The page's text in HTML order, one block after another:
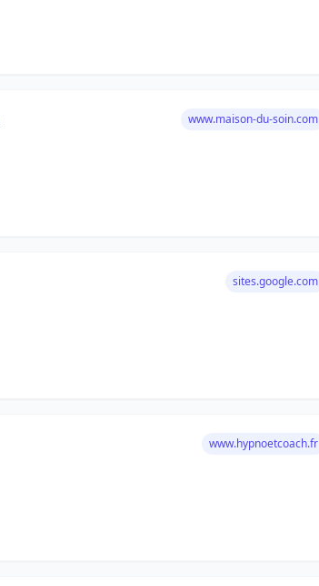
www.maison-du-soin.com
sites.google.com
www.hypnoetcoach.fr